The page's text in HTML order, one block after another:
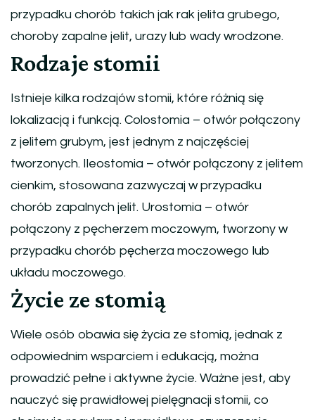
przypadku chorób takich jak rak jelita grubego,
choroby zapalne jelit, urazy lub wady wrodzone.
Rodzaje stomii
Istnieje kilka rodzajów stomii, które różnią się
lokalizacją i funkcją. Colostomia – otwór połączony
z jelitem grubym, jest jednym z najczęściej
tworzonych. Ileostomia – otwór połączony z jelitem
cienkim, stosowana zazwyczaj w przypadku
chorób zapalnych jelit. Urostomia – otwór
połączony z pęcherzem moczowym, tworzony w
przypadku chorób pęcherza moczowego lub
układu moczowego.
Życie ze stomią
Wiele osób obawia się życia ze stomią, jednak z
odpowiednim wsparciem i edukacją, można
prowadzić pełne i aktywne życie. Ważne jest, aby
nauczyć się prawidłowej pielęgnacji stomii, co